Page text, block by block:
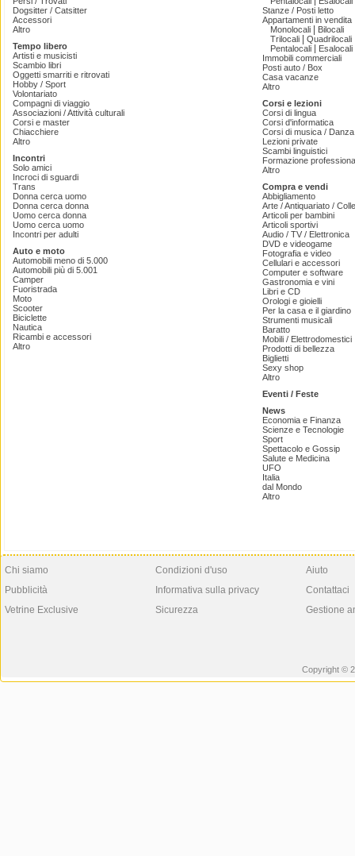
Dogsitter / Catsitter
Accessori
Altro
Tempo libero
Artisti e musicisti
Scambio libri
Oggetti smarriti e ritrovati
Hobby / Sport
Volontariato
Compagni di viaggio
Associazioni / Attività culturali
Corsi e master
Chiacchiere
Altro
Incontri
Solo amici
Incroci di sguardi
Trans
Donna cerca uomo
Donna cerca donna
Uomo cerca donna
Uomo cerca uomo
Incontri per adulti
Auto e moto
Automobili meno di 5.000
Automobili più di 5.001
Camper
Fuoristrada
Moto
Scooter
Biciclette
Nautica
Ricambi e accessori
Altro
Stanze / Posti letto
Appartamenti in vendita
Monolocali
Bilocali
Trilocali
Quadrilocali
Pentalocali
Esalocali
Immobili commerciali
Posti auto / Box
Casa vacanze
Altro
Corsi e lezioni
Corsi di lingua
Corsi d'informatica
Corsi di musica /
Lezioni private
Scambi linguistici
Formazione
Altro
Compra e vendi
Abbigliamento
Arte / Antiquariato /
Articoli per bambini
Articoli sportivi
Audio / TV / Elettronica
DVD e videogame
Fotografia e video
Cellulari e accessori
Computer e software
Gastronomia e vini
Libri e CD
Orologi e gioielli
Per la casa e il giardino
Strumenti musicali
Baratto
Mobili / Elettrodomestici
Prodotti di bellezza
Biglietti
Sexy shop
Altro
Eventi / Feste
News
Economia e Finanza
Scienze e Tecnologie
Sport
Spettacolo e Gossip
Salute e Medicina
UFO
Italia
dal Mondo
Altro
Chi siamo
Pubblicità
Vetrine Exclusive
Condizioni d'uso
Informativa sulla privacy
Sicurezza
Aiuto
Contattaci
Gestione
Copyright ©